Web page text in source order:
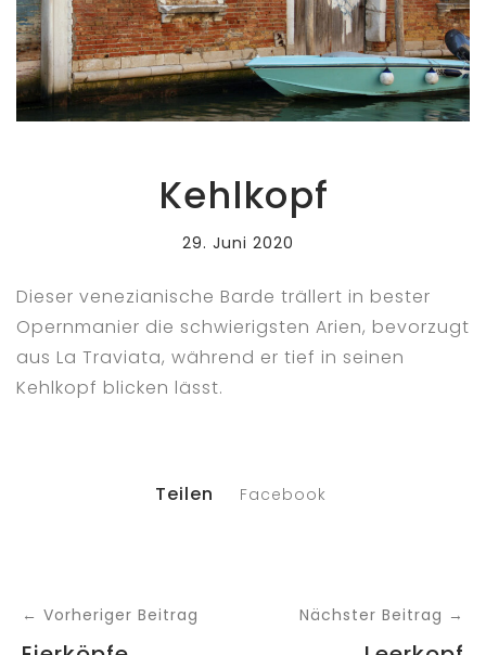
Kehlkopf
29. Juni 2020
Dieser venezianische Barde trällert in bester
Opernmanier die schwierigsten Arien, bevorzugt
aus La Traviata, während er tief in seinen
Kehlkopf blicken lässt.
Teilen Facebook
← Vorheriger Beitrag Nächster Beitrag →